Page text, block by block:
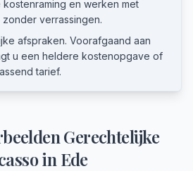
en werken met
verrassingen.
afspraken. Voorafgaand aan
u een heldere kostenopgave of
tarief.
Gerechtelijke
in Ede